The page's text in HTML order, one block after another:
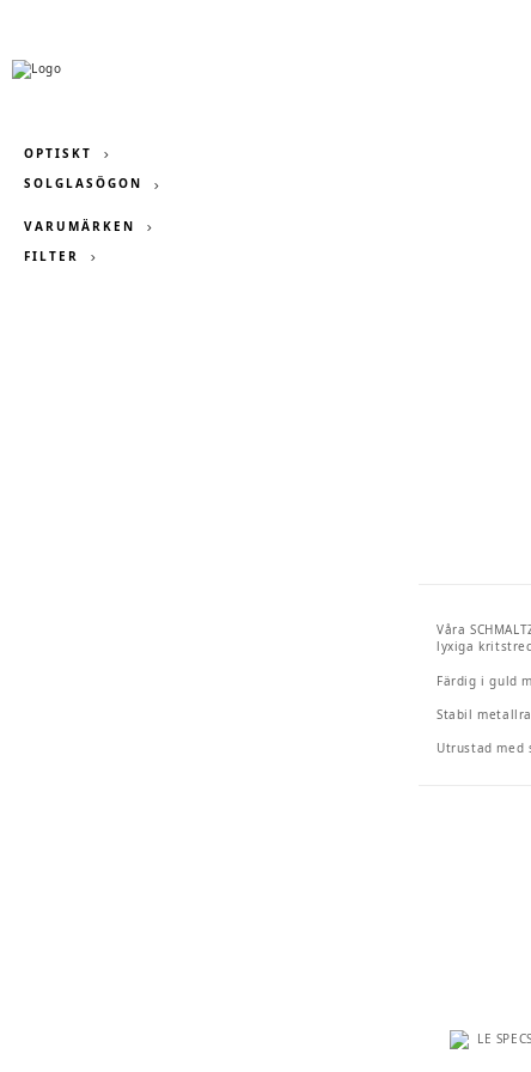
OPTISKT
SOLGLASÖGON
VARUMÄRKEN
FILTER
Våra
lyxiga
Färdig i guld
Stabil
Utrustad med